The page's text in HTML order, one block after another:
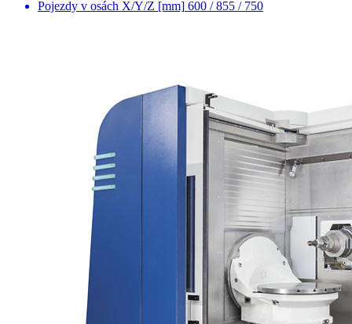
Pojezdy v osách X/Y/Z [mm] 600 / 855 / 750